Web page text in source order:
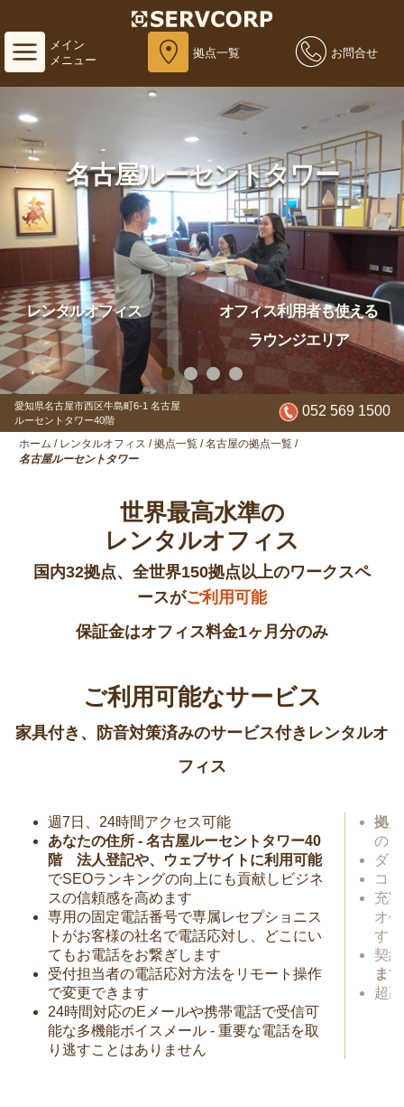
メイン
メニュー
拠点一覧 お問合せ
名古屋ルーセントタワー
レンタルオフィス
オフィス利用者も使える
ラウンジエリア
愛知県名古屋市西区牛島町6-1 名古屋
ルーセントタワー40階
052 569 1500
ホーム / レンタルオフィス / 拠点一覧 / 名古屋の拠点一覧 /
名古屋ルーセントタワー
世界最高水準の
レンタルオフィス
国内32拠点、全世界150拠点以上のワークスペ
ースがご利用可能
保証金はオフィス料金1ヶ月分のみ
ご利用可能なサービス
家具付き、防音対策済みのサービス付きレンタルオ
フィス
週7日、24時間アクセス可能
あなたの住所 - 名古屋ルーセントタワー40
階 法人登記や、ウェブサイトに利用可能
でSEOランキングの向上にも貢献しビジネ
スの信頼感を高めます
専用の固定電話番号で専属レセプショニス
トがお客様の社名で電話応対し、どこにい
てもお電話をお繋ぎします
受付担当者の電話応対方法をリモート操作
で変更できます
24時間対応のEメールや携帯電話で受信可
能な多機能ボイスメール - 重要な電話を取
り逃すことはありません
拠
の
ダ
コ
充
オ
す
契
ま
超